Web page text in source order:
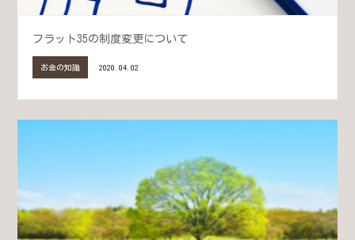
フラット35の制度変更について
お金の知識 2020.04.02